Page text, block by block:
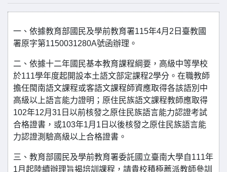
一、依據教育部國民及學前教育署115年4月2日臺教國
署原字第1150031280A號函辦理。
二、依據十二年國民基本教育課程綱要，高級中等學校
於111學年度起開設本土語文部定課程2學分。在職教師
擔任閩南語文課程或客語文課程師資應取得各該語別中
高級以上語言能力證明；原住民族語文課程教師應取得
102年12月31日以前核發之原住民族語言能力認證考試
合格證書，或103年1月1日以後核發之原住民族語言能
力認證測驗高級以上合格證書。
三、教育部國民及學前教育署委託國立臺南大學自111年
1月起陸續辦理旨揭培訓課程，請貴校積極薦派教師參訓